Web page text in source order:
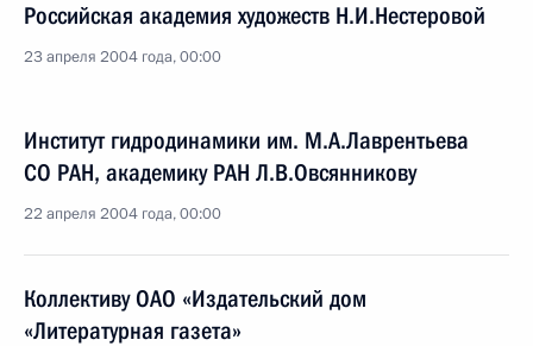
Российская академия художеств Н.И.Нестеровой
23 апреля 2004 года, 00:00
Институт гидродинамики им. М.А.Лаврентьева
СО РАН, академику РАН Л.В.Овсянникову
22 апреля 2004 года, 00:00
Коллективу ОАО «Издательский дом
«Литературная газета»